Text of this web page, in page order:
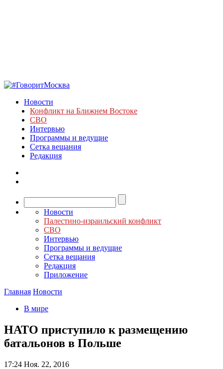
Новости
Конфликт на Ближнем Востоке
СВО
Интервью
Программы и ведущие
Сетка вещания
Редакция
Новости
Палестино-израильский конфликт
СВО
Интервью
Программы и ведущие
Сетка вещания
Редакция
Приложение
Главная Новости
В мире
НАТО приступило к размещению
батальонов в Польше
17:24 Ноя. 22, 2016